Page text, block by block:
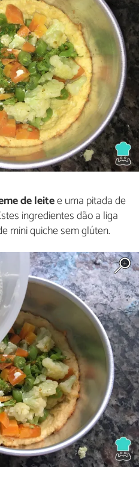
de leitee uma pitada de
ingredientes dão a liga
mini quiche sem glúten.